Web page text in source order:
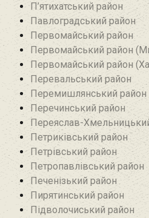
П’ятихатський район
Павлоградський район
Первомайський район
Первомайський район
Первомайський район
Перевальський район‎
Перемишлянський район
Перечинський район
Переяслав-
Петриківський район
Петрівський район‎
Петропавлівський район
Печенізький район
Пирятинський район
Підволочиський район